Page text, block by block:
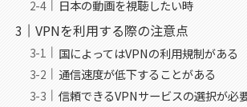
日本の動画を視聴したい時
VPNを利用する際の注意点
国によってはVPNの利用規制がある
通信速度が低下することがある
信頼できるVPNサービスの選択が必